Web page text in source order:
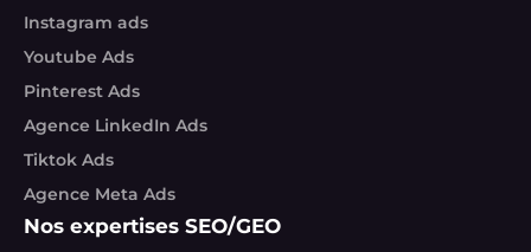
Instagram ads
Youtube Ads
Pinterest Ads
Agence LinkedIn Ads
Tiktok Ads
Agence Meta Ads
Nos expertises SEO/GEO